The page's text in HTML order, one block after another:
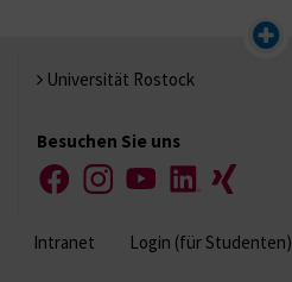
Universität Rostock
Besuchen Sie uns
FacebookInstagramYouTubeLinkedIn
Xing
Intranet Login (für Studenten)